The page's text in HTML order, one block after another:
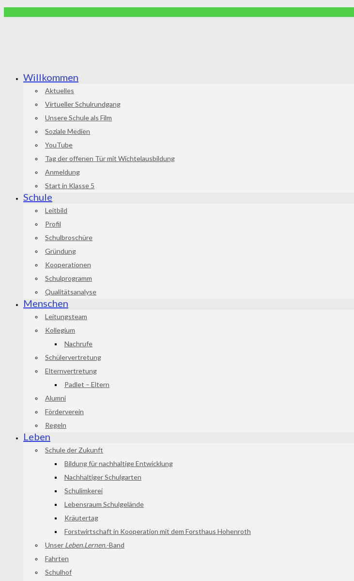
Willkommen
Aktuelles
Virtueller Schulrundgang
Unsere Schule als Film
Soziale Medien
YouTube
Tag der offenen Tür mit Wichtelausbildung
Anmeldung
Start in Klasse 5
Schule
Leitbild
Profil
Schulbroschüre
Gründung
Kooperationen
Schulprogramm
Qualitätsanalyse
Menschen
Leitungsteam
Kollegium
Nachrufe
Schülervertretung
Elternvertretung
Padlet – Eltern
Alumni
Förderverein
Regeln
Leben
Schule der Zukunft
Bildung für nachhaltige Entwicklung
Nachhaltiger Schulgarten
Schulimkerei
Lebensraum Schulgelände
Kräutertag
Forstwirtschaft in Kooperation mit dem Forsthaus Hohenroth
Unser Leben.Lernen.-Band
Fahrten
Schulhof